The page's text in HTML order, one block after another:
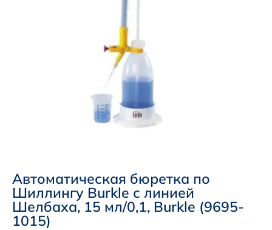
Автоматическая бюретка по
Шиллингу Burkle с линией
Шелбаха, 15 мл/0,1, Burkle (9695-
1015)